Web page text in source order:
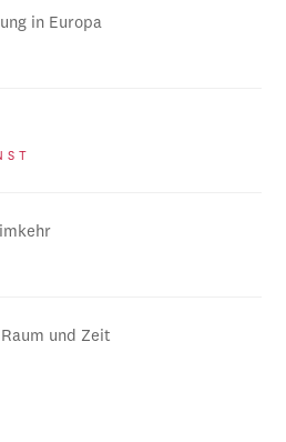
in Europa
und Zeit